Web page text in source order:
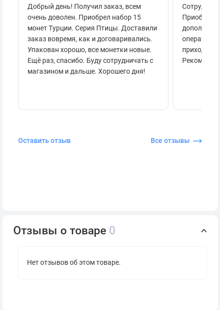
Добрый день! Получил заказ, всем
очень доволен. Приобрел набор 15
монет Турции. Серия Птицы. Доставили
заказ вовремя, как и договаривались.
Упакован хорошо, все монетки новые.
Ещё раз, спасибо. Буду сотрудничать с
магазином и дальше. Хорошего дня!
приходило
Оставить отзыв Все отзывы
Отзывы о товаре 0
Нет отзывов об этом товаре.